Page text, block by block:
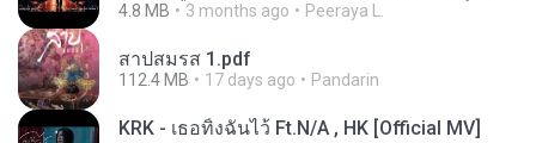
4.8 MB
3 months ago Peeraya L.
สาปสมรส 1.pdf
112.4 MB 17 days ago Pandarin
KRK - เธอทิ้งฉันไว้ Ft.N/A , HK [Official MV]